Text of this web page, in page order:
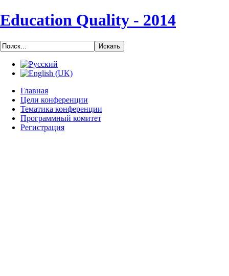
Education Quality - 2014
Главная
Цели конференции
Тематика конференции
Программный комитет
Регистрация